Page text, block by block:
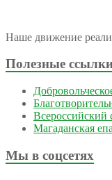
Наше движение
Полезные
Всероссийский
Магаданская
Мы в соцсетях